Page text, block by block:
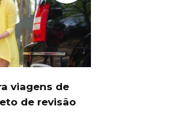
viagens de
de revisão